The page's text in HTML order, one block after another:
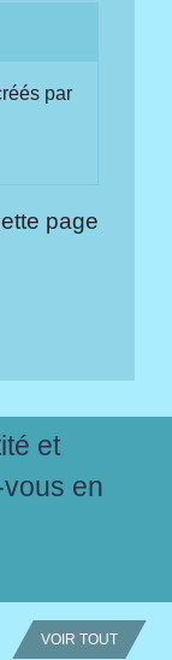
par
page
et
en
VOIR TOUT